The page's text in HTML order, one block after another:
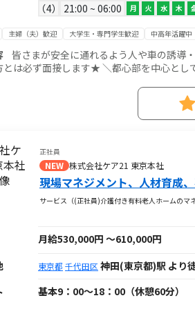
4 21:00 ~ 06:00 月 火 水 木
主婦（夫）歓迎 大学生・専門学生歓迎 中高年活躍中
皆さまが安全に通れるよう人や車の誘導
部を中心として関東全域にお仕事多数あり／ 首都圏から北関東まで幅広い
事も見つかるかも？ まずはお気軽にご応募
正社員
NEW 株式会社ケア21 東京本社
現場マネジメント、人材育成
サービス（(正社員)介護付き有料老人ホームのマ
月給530,000円 ～610,000円
東京都 千代田区 神田(東京都)駅 より
基本9：00～18：00（休憩60分）